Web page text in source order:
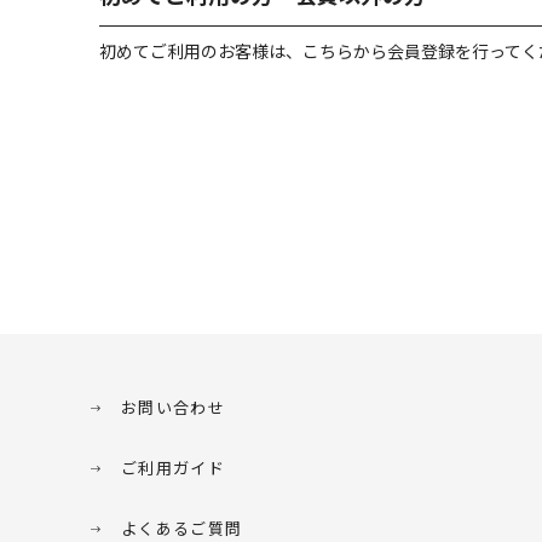
初めてご利用のお客様は、こちらから会員登録を行って
お問い合わせ
ご利用ガイド
よくあるご質問